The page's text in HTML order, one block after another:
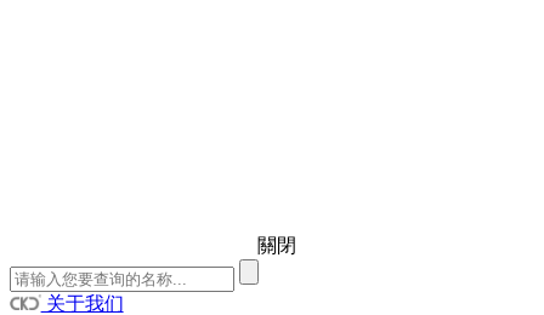
關閉
关于我们